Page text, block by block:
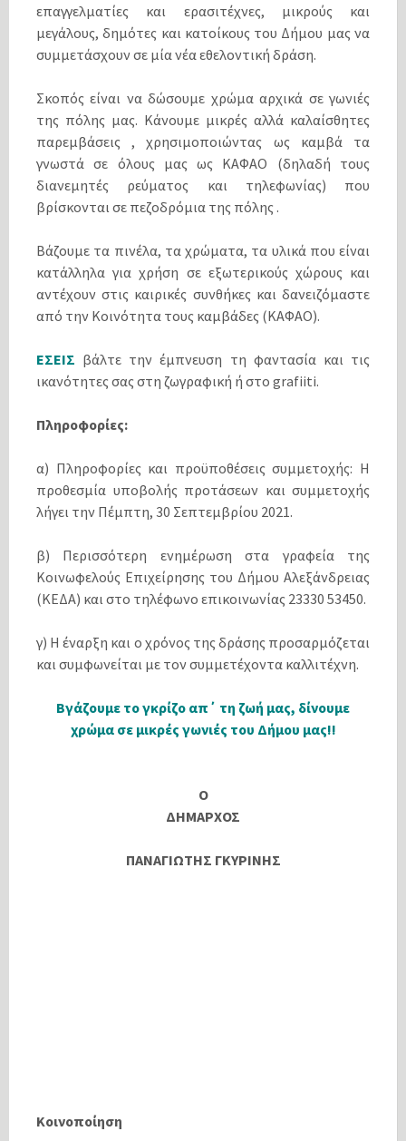
επαγγελματίες και ερασιτέχνες, μικρούς και
μεγάλους, δημότες και κατοίκους του Δήμου μας να
συμμετάσχουν σε μία νέα εθελοντική δράση.
Σκοπός είναι να δώσουμε χρώμα αρχικά σε γωνιές
της πόλης μας. Κάνουμε μικρές αλλά καλαίσθητες
παρεμβάσεις , χρησιμοποιώντας ως καμβά τα
γνωστά σε όλους μας ως ΚΑΦΑΟ (δηλαδή τους
διανεμητές ρεύματος και τηλεφωνίας) που
βρίσκονται σε πεζοδρόμια της πόλης .
Βάζουμε τα πινέλα, τα χρώματα, τα υλικά που είναι
κατάλληλα για χρήση σε εξωτερικούς χώρους και
αντέχουν στις καιρικές συνθήκες και δανειζόμαστε
από την Κοινότητα τους καμβάδες (ΚΑΦΑΟ).
ΕΣΕΙΣ βάλτε την έμπνευση τη φαντασία και τις
ικανότητες σας στη ζωγραφική ή στο grafiiti.
Πληροφορίες:
α) Πληροφορίες και προϋποθέσεις συμμετοχής: H
προθεσμία υποβολής προτάσεων και συμμετοχής
λήγει την Πέμπτη, 30 Σεπτεμβρίου 2021.
β) Περισσότερη ενημέρωση στα γραφεία της
Κοινωφελούς Επιχείρησης του Δήμου Αλεξάνδρειας
(ΚΕΔΑ) και στο τηλέφωνο επικοινωνίας 23330 53450.
γ) Η έναρξη και ο χρόνος της δράσης προσαρμόζεται
και συμφωνείται με τον συμμετέχοντα καλλιτέχνη.
Βγάζουμε το γκρίζο απ΄ τη ζωή μας, δίνουμε
χρώμα σε μικρές γωνιές του Δήμου μας!!
Ο
ΔΗΜΑΡΧΟΣ
ΠΑΝΑΓΙΩΤΗΣ ΓΚΥΡΙΝΗΣ
Κοινοποίηση